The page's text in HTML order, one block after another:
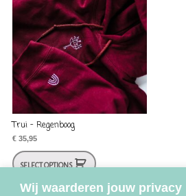
Wij waarderen jouw privacy
Trui – Regenboog
€ 35,95
SELECT OPTIONS